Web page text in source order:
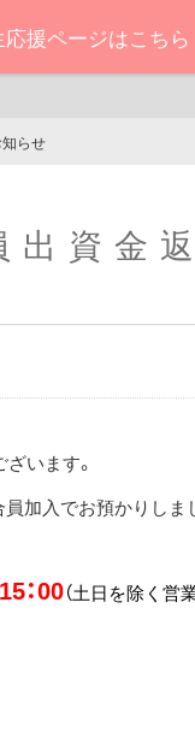
応援ページはこちら
らせ
資金
います。
員加入でお預かりし
：00（土日を除く営